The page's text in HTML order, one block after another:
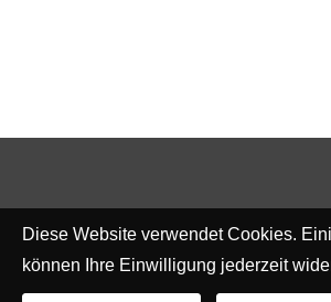
Diese Website verwendet Cookies.
können Ihre Einwilligung jederzeit